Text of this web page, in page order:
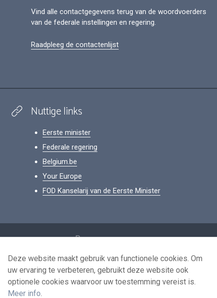
Vind alle contactgegevens terug van de woordvoerders
van de federale instellingen en regering.
Raadpleeg de contactenlijst
Nuttige links
Eerste minister
Federale regering
Belgium.be
Your Europe
FOD Kanselarij van de Eerste Minister
Persoonsgegevens
Voorwaarden voor het hergebruik
Contacteer ons
Deze website maakt gebruik van functionele cookies. Om
uw ervaring te verbeteren, gebruikt deze website ook
optionele cookies waarvoor uw toestemming vereist is.
Meer info.